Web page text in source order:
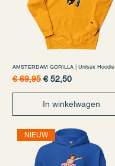
AMSTERDAM GORILLA | Unisex Hoodie
Normale prijs
€ 69,95 Verkoopprijs
€ 52,50
In winkelwagen
NIEUW